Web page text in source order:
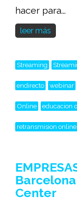
hacer para...
leer más
Streaming
endirecto webinar
Online educacion
retransmision online,
Center